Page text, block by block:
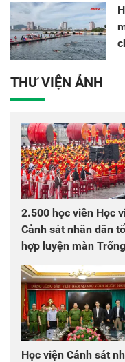
THƯ VIỆN ẢNH
2.500 học viên Học
Cảnh sát nhân dân
hợp luyện màn
chào mừng Đại hội
Học viện Cảnh sát